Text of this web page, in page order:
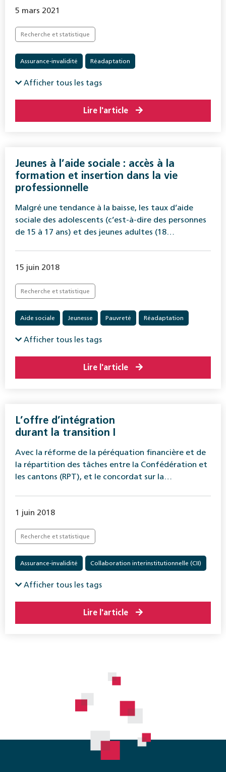
5 mars 2021
Recherche et statistique
Assurance-invalidité Réadaptation
Afficher tous les tags
Lire l'article
Jeunes à l’aide sociale : accès à la
formation et insertion dans la vie
professionnelle
Malgré une tendance à la baisse, les taux d’aide
sociale des adolescents (c’est-à-dire des personnes
de 15 à 17 ans) et des jeunes adultes (18…
15 juin 2018
Recherche et statistique
Aide sociale Jeunesse Pauvreté Réadaptation
Afficher tous les tags
Lire l'article
L’offre d’intégration
durant la transition I
Avec la réforme de la péréquation financière et de
la répartition des tâches entre la Confédération et
les cantons (RPT), et le concordat sur la…
1 juin 2018
Recherche et statistique
Assurance-invalidité Collaboration interinstitutionnelle (CII)
Afficher tous les tags
Lire l'article